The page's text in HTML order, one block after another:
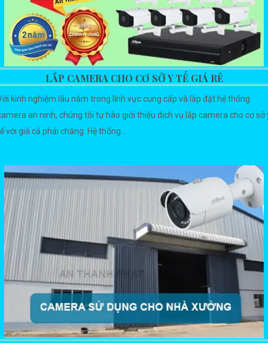
LẮP CAMERA CHO CƠ SỞ Y TẾ GIÁ RẺ
kinh nghiệm lâu năm trong lĩnh vực cung cấp và lắp đặt hệ thống
an ninh, chúng tôi tự hào giới thiệu dịch vụ lắp camera cho cơ sở
với giá cả phải chăng. Hệ thống...